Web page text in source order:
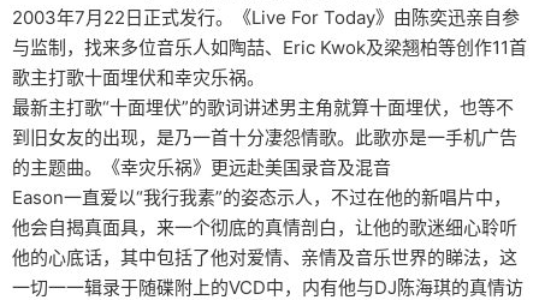
2003年7月22日正式发行。《Live For Today》由陈奕迅亲自参
与监制，找来多位音乐人如陶喆、Eric Kwok及梁翘柏等创作11首
歌主打歌十面埋伏和幸灾乐祸。
最新主打歌“十面埋伏”的歌词讲述男主角就算十面埋伏，也等不
到旧女友的出现，是乃一首十分凄怨情歌。此歌亦是一手机广告
的主题曲。《幸灾乐祸》更远赴美国录音及混音
Eason一直爱以“我行我素”的姿态示人，不过在他的新唱片中，
他会自揭真面具，来一个彻底的真情剖白，让他的歌迷细心聆听
他的心底话，其中包括了他对爱情、亲情及音乐世界的睇法，这
一切一一辑录于随碟附上的VCD中，内有他与DJ陈海琪的真情访